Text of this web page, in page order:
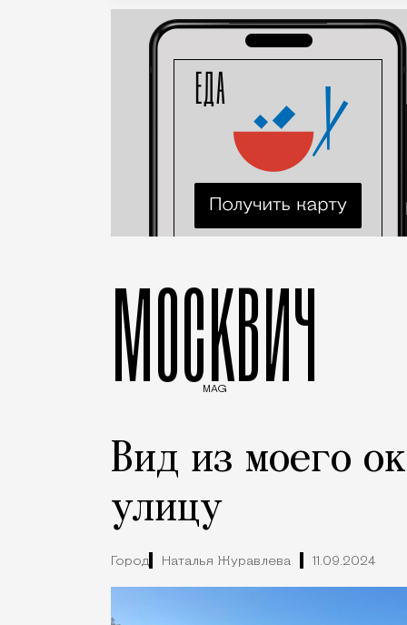
МОСКВИЧ
MAG
Вид из моего
улицу
Город Наталья Журавлева 11.09.2024